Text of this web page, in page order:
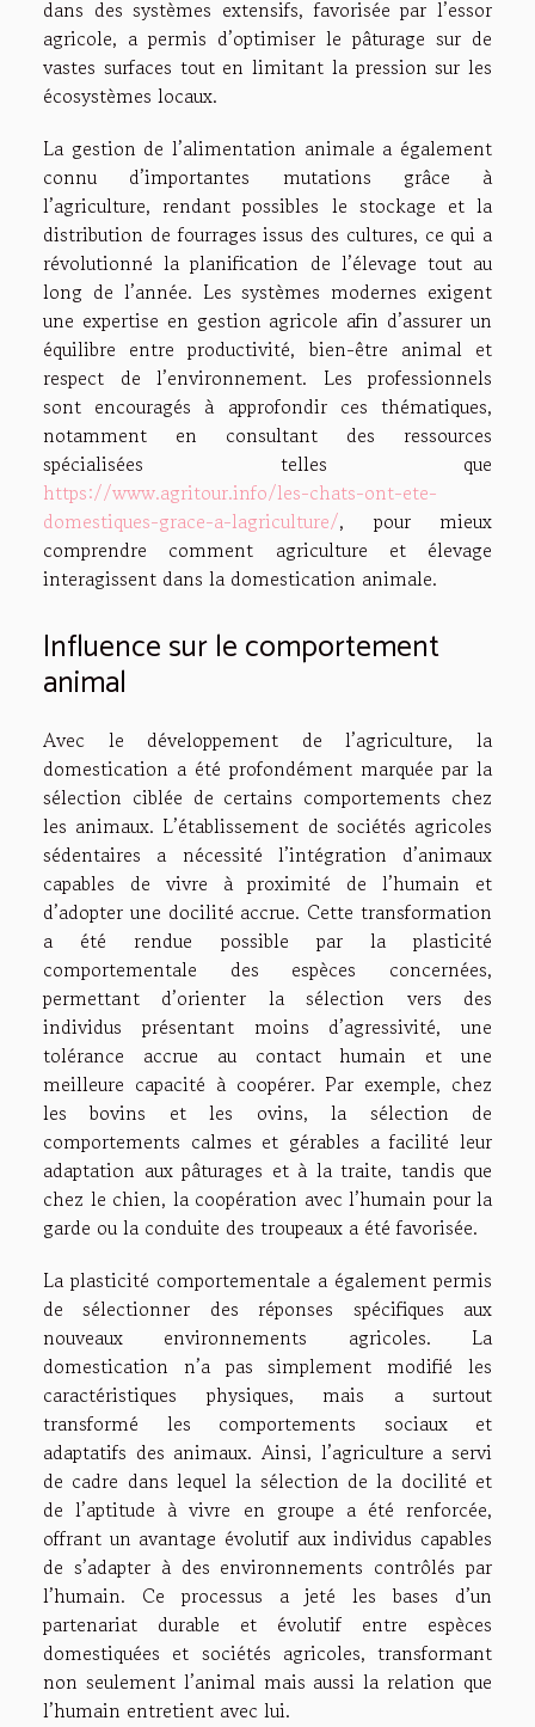
dans des systèmes extensifs, favorisée par l’essor
agricole, a permis d’optimiser le pâturage sur de
vastes surfaces tout en limitant la pression sur les
écosystèmes locaux.
La gestion de l’alimentation animale a également
connu d’importantes mutations grâce à
l’agriculture, rendant possibles le stockage et la
distribution de fourrages issus des cultures, ce qui a
révolutionné la planification de l’élevage tout au
long de l’année. Les systèmes modernes exigent
une expertise en gestion agricole afin d’assurer un
équilibre entre productivité, bien-être animal et
respect de l’environnement. Les professionnels
sont encouragés à approfondir ces thématiques,
notamment en consultant des ressources
spécialisées telles que
https://www.agritour.info/les-chats-ont-ete-
domestiques-grace-a-lagriculture/, pour mieux
comprendre comment agriculture et élevage
interagissent dans la domestication animale.
Influence sur le comportement
animal
Avec le développement de l’agriculture, la
domestication a été profondément marquée par la
sélection ciblée de certains comportements chez
les animaux. L’établissement de sociétés agricoles
sédentaires a nécessité l’intégration d’animaux
capables de vivre à proximité de l’humain et
d’adopter une docilité accrue. Cette transformation
a été rendue possible par la plasticité
comportementale des espèces concernées,
permettant d’orienter la sélection vers des
individus présentant moins d’agressivité, une
tolérance accrue au contact humain et une
meilleure capacité à coopérer. Par exemple, chez
les bovins et les ovins, la sélection de
comportements calmes et gérables a facilité leur
adaptation aux pâturages et à la traite, tandis que
chez le chien, la coopération avec l’humain pour la
garde ou la conduite des troupeaux a été favorisée.
La plasticité comportementale a également permis
de sélectionner des réponses spécifiques aux
nouveaux environnements agricoles. La
domestication n’a pas simplement modifié les
caractéristiques physiques, mais a surtout
transformé les comportements sociaux et
adaptatifs des animaux. Ainsi, l’agriculture a servi
de cadre dans lequel la sélection de la docilité et
de l’aptitude à vivre en groupe a été renforcée,
offrant un avantage évolutif aux individus capables
de s’adapter à des environnements contrôlés par
l’humain. Ce processus a jeté les bases d’un
partenariat durable et évolutif entre espèces
domestiquées et sociétés agricoles, transformant
non seulement l’animal mais aussi la relation que
l’humain entretient avec lui.